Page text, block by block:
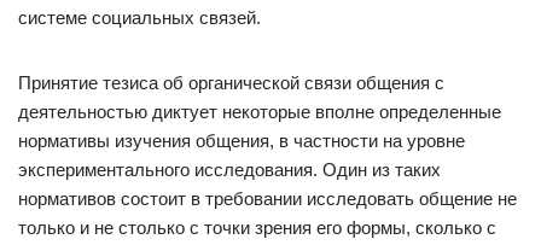
системе социальных связей.
Принятие тезиса об органической связи общения с
деятельностью диктует некоторые вполне определенные
нормативы изучения общения, в частности на уровне
экспериментального исследования. Один из таких
нормативов состоит в требовании исследовать общение не
только и не столько с точки зрения его формы, сколько с